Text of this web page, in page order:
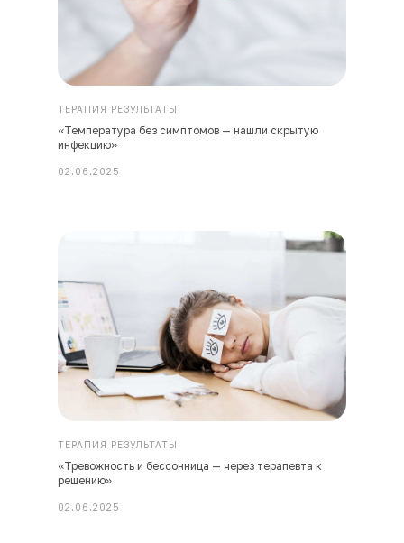
ТЕРАПИЯ РЕЗУЛЬТАТЫ
«Температура без симптомов — нашли скрытую
инфекцию»
02.06.2025
ТЕРАПИЯ РЕЗУЛЬТАТЫ
«Тревожность и бессонница — через терапевта к
решению»
02.06.2025